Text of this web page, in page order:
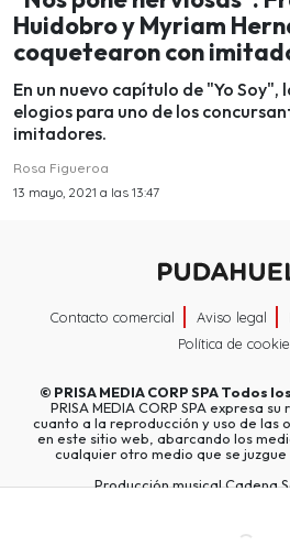
Huidobro y Myriam
coquetearon con
En un nuevo capítulo de "Yo
elogios para uno de los
imitadores.
Rosa Figueroa
13 mayo, 2021 a las 13:47
Contacto comercial Aviso legal
Política de
© PRISA MEDIA CORP SPATodos
PRISA MEDIA CORP SPA expresa
cuanto a la reproducción y uso de las
en este sitio web, abarcando los
cualquier otro medio que se
Producción musical Cadena